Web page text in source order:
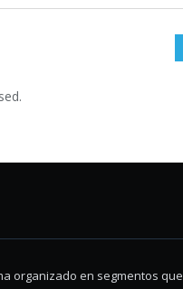
organizado en segmentos que